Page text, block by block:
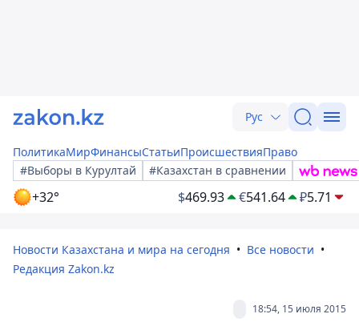
Рус
ПолитикаМирФинансыСтатьиПроисшествияПраво
#Выборы в Курултай
#Казахстан в сравнении
+32° $469.93 €541.64 ₽5.71
Новости Казахстана и мира на сегодня
Все новости
Редакция Zakon.kz
18:54, 15 июля 2015